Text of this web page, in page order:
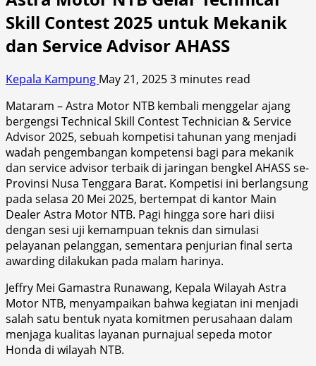
Skill Contest 2025 untuk Mekanik
dan Service Advisor AHASS
Kepala Kampung May 21, 20253 minutes read
Mataram – Astra Motor NTB kembali menggelar ajang
bergengsi Technical Skill Contest Technician & Service
Advisor 2025, sebuah kompetisi tahunan yang menjadi
wadah pengembangan kompetensi bagi para mekanik
dan service advisor terbaik di jaringan bengkel AHASS se-
Provinsi Nusa Tenggara Barat. Kompetisi ini berlangsung
pada selasa 20 Mei 2025, bertempat di kantor Main
Dealer Astra Motor NTB. Pagi hingga sore hari diisi
dengan sesi uji kemampuan teknis dan simulasi
pelayanan pelanggan, sementara penjurian final serta
awarding dilakukan pada malam harinya.
Jeffry Mei Gamastra Runawang, Kepala Wilayah Astra
Motor NTB, menyampaikan bahwa kegiatan ini menjadi
salah satu bentuk nyata komitmen perusahaan dalam
menjaga kualitas layanan purnajual sepeda motor
Honda di wilayah NTB.